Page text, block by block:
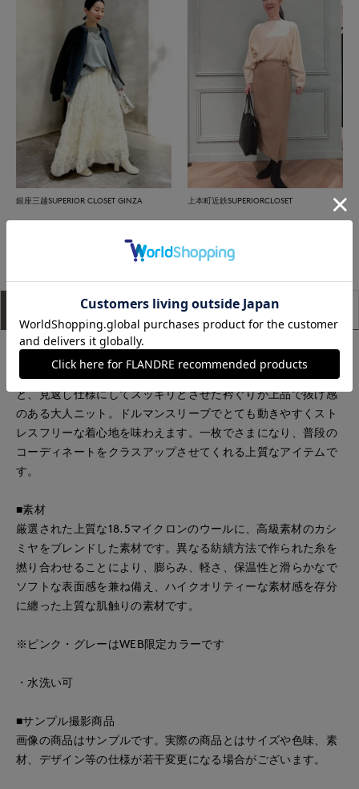
銀座三越SUPERIOR CLOSET GINZA 上本町近鉄SUPERIORCLOSET
アイテム説明 サイズ詳細 購入レビュー
■デザイン
ゆったりとしたサイジングでリラックス感のあるシルエット
と、見返し仕様にしてスッキリとさせた衿ぐりが上品で抜け感
のある大人ニット。ドルマンスリーブでとても動きやすくスト
レスフリーな着心地を味わえます。一枚でさまになり、普段の
コーディネートをクラスアップさせてくれる上質なアイテムで
す。
■素材
厳選された上質な18.5マイクロンのウールに、高級素材のカシ
ミヤをブレンドした素材です。異なる紡績方法で作られた糸を
撚り合わせることにより、膨らみ、軽さ、保温性と滑らかなで
ソフトな表面感を兼ね備え、ハイクオリティーな素材感を存分
に纏った上質な肌触りの素材です。
※ピンク・グレーはWEB限定カラーです
・水洗い可
■サンプル撮影商品
画像の商品はサンプルです。実際の商品とはサイズや色味、素
材、デザイン等の仕様が若干変更になる場合がございます。